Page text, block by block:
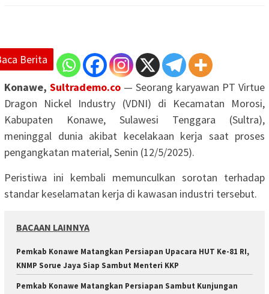
Berita
Konawe, Sultrademo.co — Seorang karyawan PT Virtue
Dragon Nickel Industry (VDNI) di Kecamatan Morosi,
Kabupaten Konawe, Sulawesi Tenggara (Sultra),
meninggal dunia akibat kecelakaan kerja saat proses
pengangkatan material, Senin (12/5/2025).
Peristiwa ini kembali memunculkan sorotan terhadap
standar keselamatan kerja di kawasan industri tersebut.
BACAAN LAINNYA
Pemkab Konawe Matangkan Persiapan Upacara HUT Ke-81 RI,
KNMP Sorue Jaya Siap Sambut Menteri KKP
Pemkab Konawe Matangkan Persiapan Sambut Kunjungan